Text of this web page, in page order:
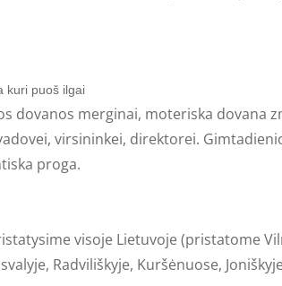
kuri puoš ilgai
dovanos merginai, moteriska dovana
virsininkei, direktorei.
proga.
visoje Lietuvoje (pristatome
Radviliškyje, Kuršėnuose,